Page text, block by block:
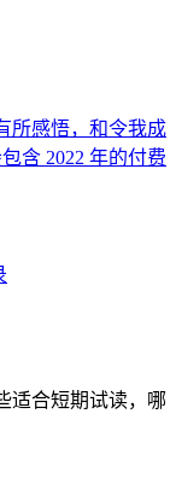
所感悟，和令我成
含 2022 年的付费
适合短期试读，哪